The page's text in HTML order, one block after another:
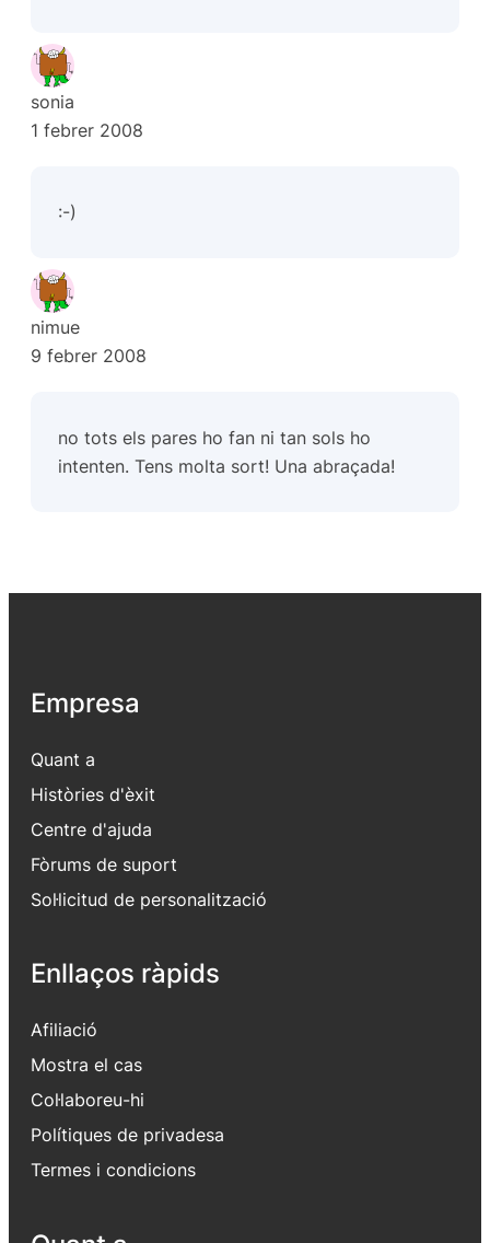
sonia
1 febrer 2008
:-)
nimue
9 febrer 2008
no tots els pares ho fan ni tan sols ho
intenten. Tens molta sort! Una abraçada!
Empresa
Quant a
Històries d'èxit
Centre d'ajuda
Fòrums de suport
Sol·licitud de personalització
Enllaços ràpids
Afiliació
Mostra el cas
Col·laboreu-hi
Polítiques de privadesa
Termes i condicions